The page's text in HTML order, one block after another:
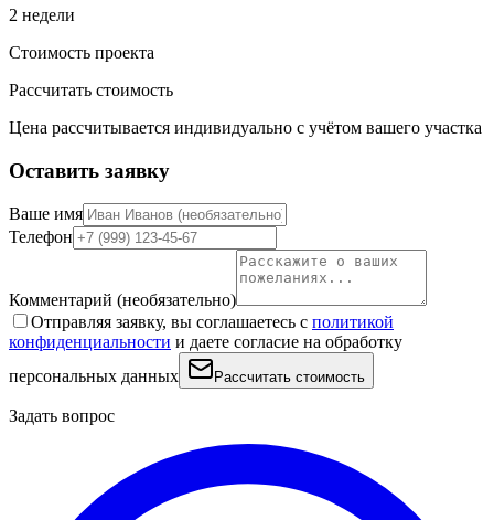
2 недели
Стоимость проекта
Рассчитать стоимость
Цена рассчитывается индивидуально с учётом вашего участка
Оставить заявку
Ваше имя
Телефон
Комментарий (необязательно)
Отправляя заявку, вы соглашаетесь с политикой
конфиденциальности и даете согласие на обработку
персональных данных
Рассчитать стоимость
Задать вопрос